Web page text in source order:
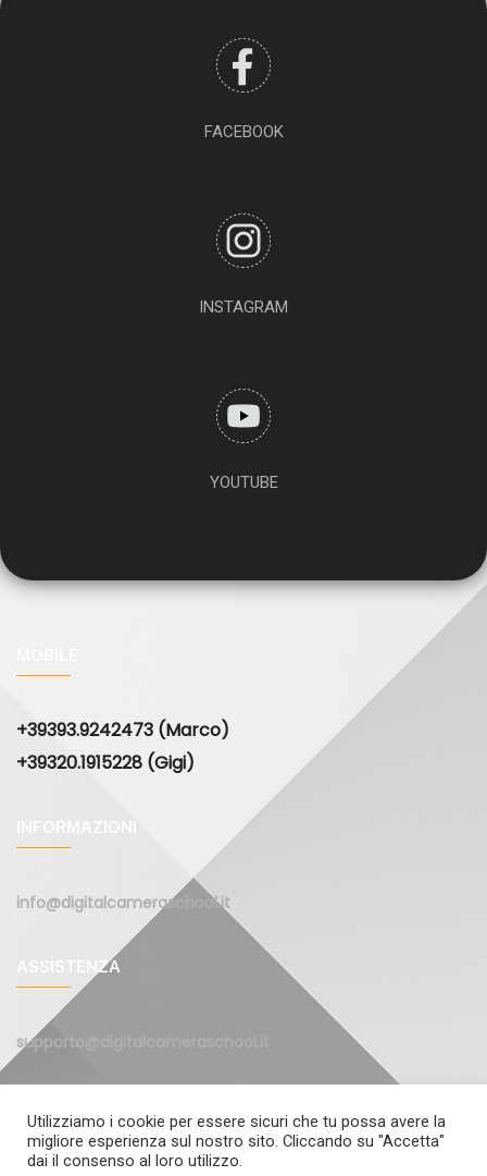
FACEBOOK
INSTAGRAM
YOUTUBE
+39393.9242473 (Marco)
+39320.1915228 (Gigi)
INFORMAZIONI
info@digitalcameraschool.it
ASSISTENZA
supporto@digitalcameraschool.it
Utilizziamo i cookie per essere sicuri che tu possa avere la
migliore esperienza sul nostro sito. Cliccando su "Accetta"
dai il consenso al loro utilizzo.